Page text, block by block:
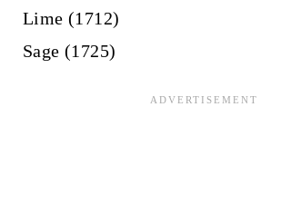
Lime (1712)
Sage (1725)